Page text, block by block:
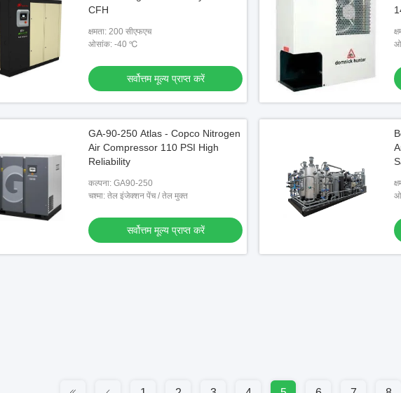
सर्वोत्तम मूल्य प्राप्त करें
Wellness
Industry
CFH
क्षमता: 200 सीएफएच
ओसांक: -40 ℃
सर्वोत्तम मूल्य प्राप्त करें
GA-90-250 Atlas - Copco Nitrogen
Air Compressor 110 PSI High
Reliability
कल्पना: GA90-250
चश्मा: तेल इंजेक्शन पेंच / तेल मुक्त
सर्वोत्तम मूल्य प्राप्त करें